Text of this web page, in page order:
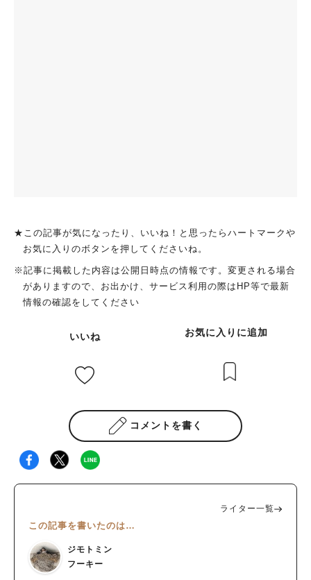
★この記事が気になったり、いいね！と思ったらハートマークや
お気に入りのボタンを押してくださいね。
※記事に掲載した内容は公開日時点の情報です。変更される場合
がありますので、お出かけ、サービス利用の際はHP等で最新
情報の確認をしてください
いいね お気に入りに追加
コメントを書く
ライター一覧
この記事を書いたのは…
ジモトミン
フーキー